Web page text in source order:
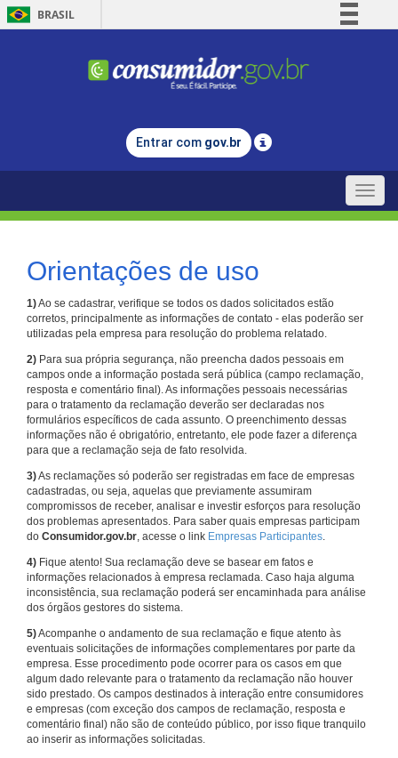
BRASIL
Comunica BR
Legislação
Entrar com gov.br
Toggle
Orientações de uso
1)Ao se cadastrar, verifique se todos os dados solicitados estão
corretos, principalmente as informações de contato - elas poderão ser
utilizadas pela empresa para resolução do problema relatado.
2) Para sua própria segurança, não preencha dados pessoais em
campos onde a informação postada será pública (campo reclamação,
resposta e comentário final). As informações pessoais necessárias
para o tratamento da reclamação deverão ser declaradas nos
formulários específicos de cada assunto. O preenchimento dessas
informações não é obrigatório, entretanto, ele pode fazer a diferença
para que a reclamação seja de fato resolvida.
3)As reclamações só poderão ser registradas em face de empresas
cadastradas, ou seja, aquelas que previamente assumiram
compromissos de receber, analisar e investir esforços para resolução
dos problemas apresentados. Para saber quais empresas participam
do Consumidor.gov.br, acesse o link Empresas Participantes.
4) Fique atento! Sua reclamação deve se basear em fatos e
informações relacionados à empresa reclamada. Caso haja alguma
inconsistência, sua reclamação poderá ser encaminhada para análise
dos órgãos gestores do sistema.
5)Acompanhe o andamento de sua reclamação e fique atento às
eventuais solicitações de informações complementares por parte da
empresa. Esse procedimento pode ocorrer para os casos em que
algum dado relevante para o tratamento da reclamação não houver
sido prestado. Os campos destinados à interação entre consumidores
e empresas (com exceção dos campos de reclamação, resposta e
comentário final) não são de conteúdo público, por isso fique tranquilo
ao inserir as informações solicitadas.